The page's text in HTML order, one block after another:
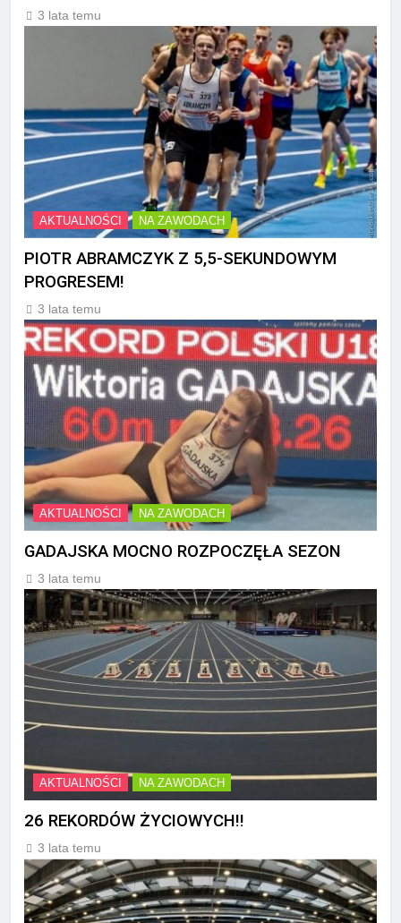
3 lata temu
AKTUALNOŚCI NA ZAWODACH
PIOTR ABRAMCZYK Z 5,5-SEKUNDOWYM
PROGRESEM!
3 lata temu
AKTUALNOŚCI NA ZAWODACH
GADAJSKA MOCNO ROZPOCZĘŁA SEZON
3 lata temu
AKTUALNOŚCI NA ZAWODACH
26 REKORDÓW ŻYCIOWYCH!!
3 lata temu